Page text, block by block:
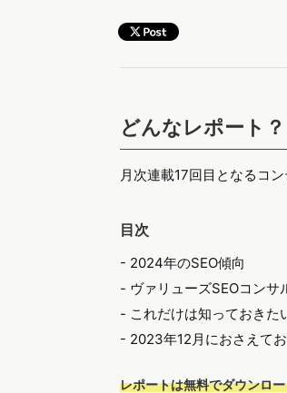
どんなレポート？
月次連載17回目となるコ
目次
- 2024年のSEO傾向
- ヴァリューズSEOコンサ
- これだけは知っておきた
- 2023年12月におさえて
レポートは無料でダウンロ